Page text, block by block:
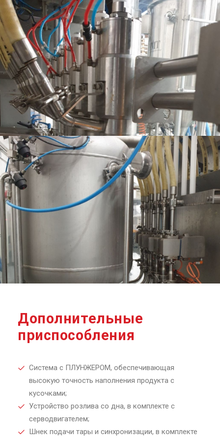
Дополнительные
приспособления
Система с ПЛУНЖЕРОМ, обеспечивающая
высокую точность наполнения продукта с
кусочками;
Устройство розлива со дна, в комплекте с
серводвигателем;
Шнек подачи тары и синхронизации, в комплекте